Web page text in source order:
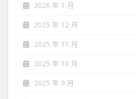
2026 年 1 月
2025 年 12 月
2025 年 11 月
2025 年 10 月
2025 年 9 月